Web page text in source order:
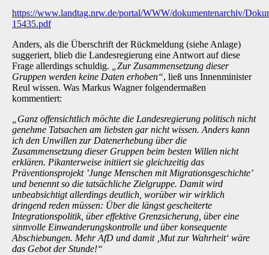
https://www.landtag.nrw.de/portal/WWW/dokumentenarchiv/
15435.pdf
Anders, als die Überschrift der Rückmeldung (siehe Anlage)
suggeriert, blieb die Landesregierung eine Antwort auf diese
Frage allerdings schuldig.
„Zur Zusammensetzung dieser
Gruppen werden keine Daten erhoben“, ließ uns Innenminister
Reul wissen. Was Markus Wagner folgendermaßen
kommentiert:
„Ganz offensichtlich möchte die Landesregierung politisch nicht
genehme Tatsachen am liebsten gar nicht wissen. Anders kann
ich den Unwillen zur Datenerhebung über die
Zusammensetzung dieser Gruppen beim besten Willen nicht
erklären. Pikanterweise initiiert sie gleichzeitig das
Präventionsprojekt ’Junge Menschen mit Migrationsgeschichte’
und benennt so die tatsächliche Zielgruppe. Damit wird
unbeabsichtigt allerdings deutlich, worüber wir wirklich
dringend reden müssen: Über die längst gescheiterte
Integrationspolitik, über effektive Grenzsicherung, über eine
sinnvolle Einwanderungskontrolle und über konsequente
Abschiebungen. Mehr AfD und damit ‚Mut zur Wahrheit‘ wäre
das Gebot der Stunde!“